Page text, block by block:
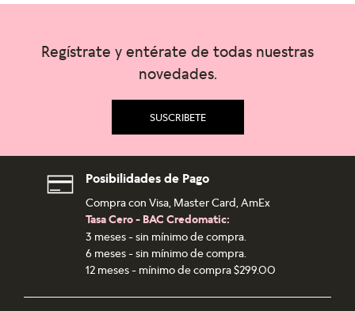
Regístrate y entérate de todas nuestras
novedades.
SUSCRIBETE
Posibilidades de Pago
Compra con Visa, Master Card, AmEx
Tasa Cero - BAC Credomatic:
3 meses - sin mínimo de compra.
6 meses - sin mínimo de compra.
12 meses - mínimo de compra $299.00